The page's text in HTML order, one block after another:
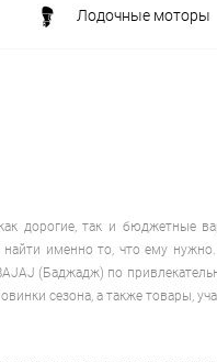
Лодочные моторы
Строительство и ремонт
дорогие, так и бюджетные
именно то, что ему
(Баджадж) по
сезона, а также товары,